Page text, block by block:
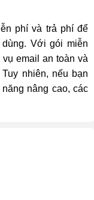
phí và trả phí để
Với gói miễn
email an toàn và
nhiên, nếu bạn
nâng cao, các